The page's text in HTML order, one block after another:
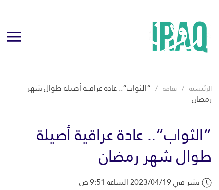
الرئيسية ثقافة “الثواب”.. عادة عراقية أصيلة طوال شهر
رمضان
“الثواب”.. عادة عراقية أصيلة
طوال شهر رمضان
نشر في 2023/04/19 الساعة 9:51 ص